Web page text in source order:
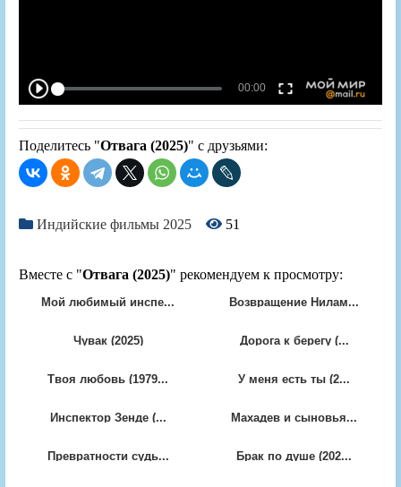
Поделитесь "Отвага (2025)" с друзьями:
Индийские фильмы 2025 51
Вместе с "Отвага (2025)" рекомендуем к просмотру:
Мой любимый инспе... Возвращение Нилам...
Чувак (2025) Дорога к берегу (...
Твоя любовь (1979... У меня есть ты (2...
Инспектор Зенде (... Махадев и сыновья...
Превратности судь... Брак по душе (202...